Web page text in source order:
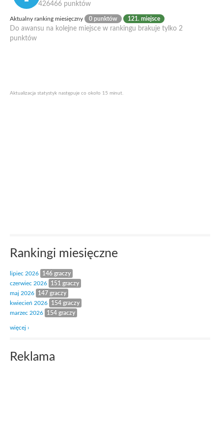
426466 punktów
Aktualny ranking miesięczny 0 punktów 121. miejsce
Do awansu na kolejne miejsce w rankingu brakuje tylko 2
punktów
Aktualizacja statystyk następuje co około 15 minut.
Rankingi miesięczne
lipiec 2026
146 graczy
czerwiec 2026
151 graczy
maj 2026
147 graczy
kwiecień 2026
154 graczy
marzec 2026
154 graczy
więcej ›
Reklama